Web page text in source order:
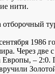
нити.
1986
Через
– 2:0.